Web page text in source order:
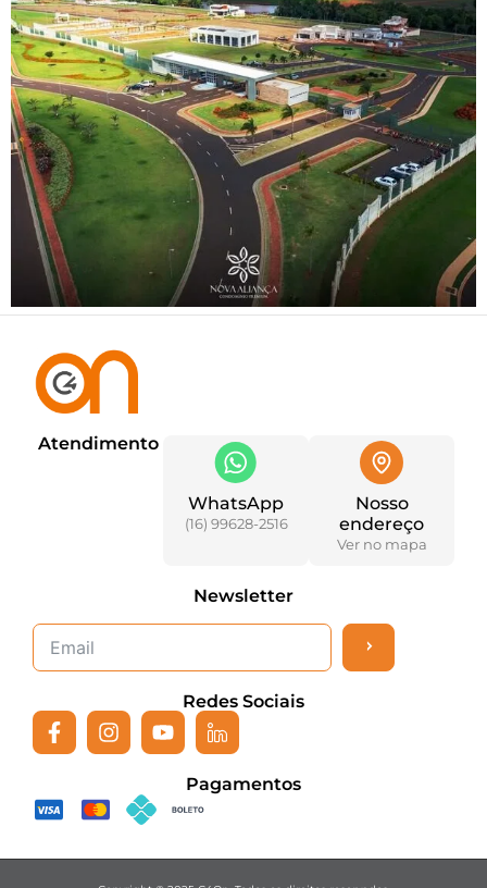
Atendimento
WhatsApp
(16) 99628-2516
Nosso
endereço
Ver no mapa
Newsletter
>
Redes Sociais
Pagamentos